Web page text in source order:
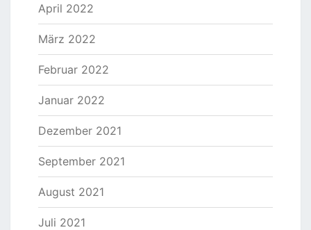
April 2022
März 2022
Februar 2022
Januar 2022
Dezember 2021
September 2021
August 2021
Juli 2021